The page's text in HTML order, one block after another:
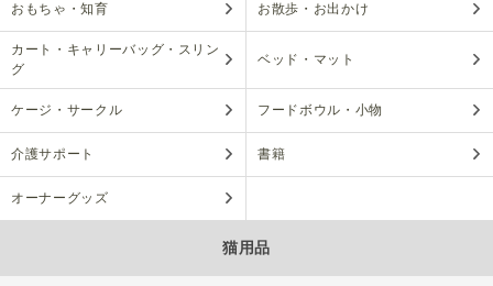
おもちゃ・知育 お散歩・お出かけ
カート・キャリーバッグ・スリン
グ
ベッド・マット
ケージ・サークル フードボウル・小物
介護サポート 書籍
オーナーグッズ
猫用品